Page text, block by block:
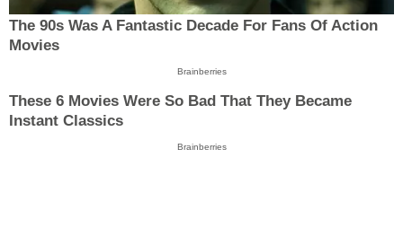
The 90s Was A Fantastic Decade For Fans Of Action
Movies
Brainberries
These 6 Movies Were So Bad That They Became
Instant Classics
Brainberries